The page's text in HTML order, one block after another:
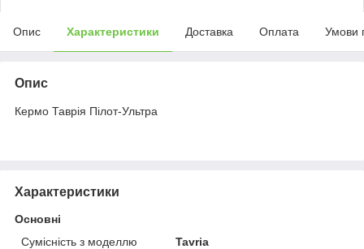
Опис Характеристики Доставка Оплата Умови
Опис
Кермо Таврія Пілот-Ультра
Характеристики
Основні
Сумісність з моделлю
Tavria